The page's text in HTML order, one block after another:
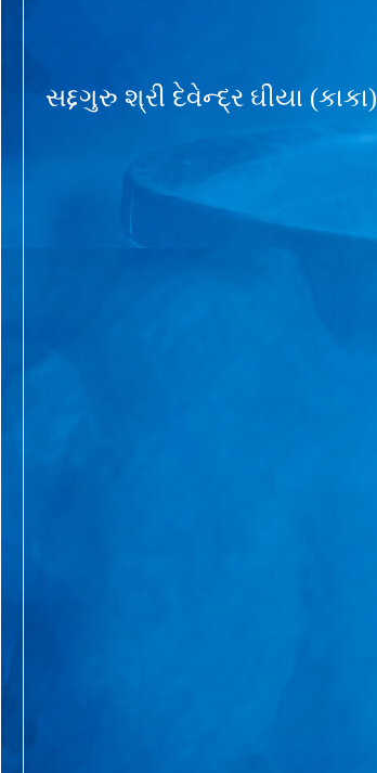
સદ્દગુરુ શ્રી દેવેન્દ્ર ઘીયા (કાકા)